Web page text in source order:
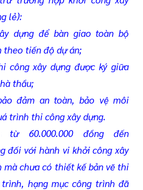
lẻ):
dựng để bàn giao toàn bộ
theo tiến độ dự án;
công xây dựng được ký giữa
thầu;
đảm an toàn, bảo vệ môi
trình thi công xây dựng.
60.000.000 đồng đến
đối với hành vi khởi công xây
mà chưa có thiết kế bản vẽ thi
hạng mục công trình đã